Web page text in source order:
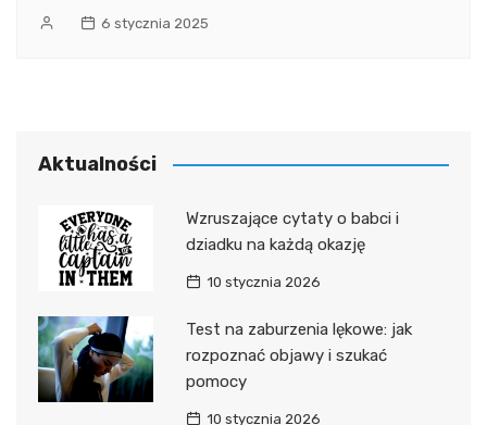
6 stycznia 2025
Aktualności
Wzruszające cytaty o babci i
dziadku na każdą okazję
10 stycznia 2026
Test na zaburzenia lękowe: jak
rozpoznać objawy i szukać
pomocy
10 stycznia 2026